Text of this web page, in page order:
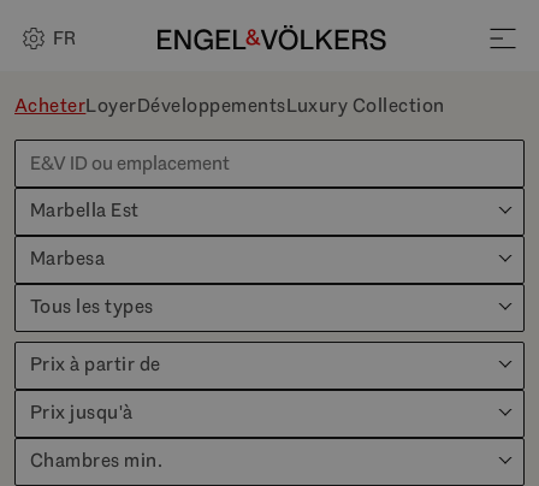
FR
AcheterLoyerDéveloppementsLuxury Collection
Marbella Est
Marbesa
Tous les types
Prix à partir de
Prix jusqu'à
Chambres min.